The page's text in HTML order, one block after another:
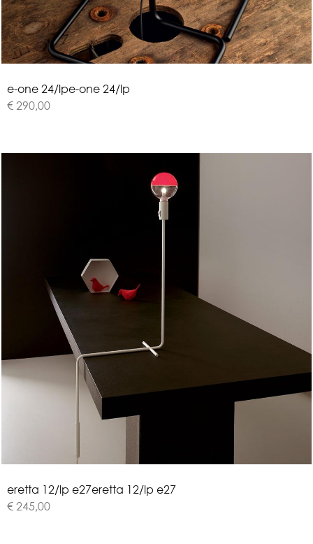
e-one 24/lpe-one 24/lp
€ 290,00
eretta 12/lp e27eretta 12/lp e27
€ 245,00